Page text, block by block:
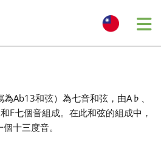
為Ab13和弦）為七音和弦，由A♭ 、
和F七個音組成。在此和弦的組成中，
十三度音。